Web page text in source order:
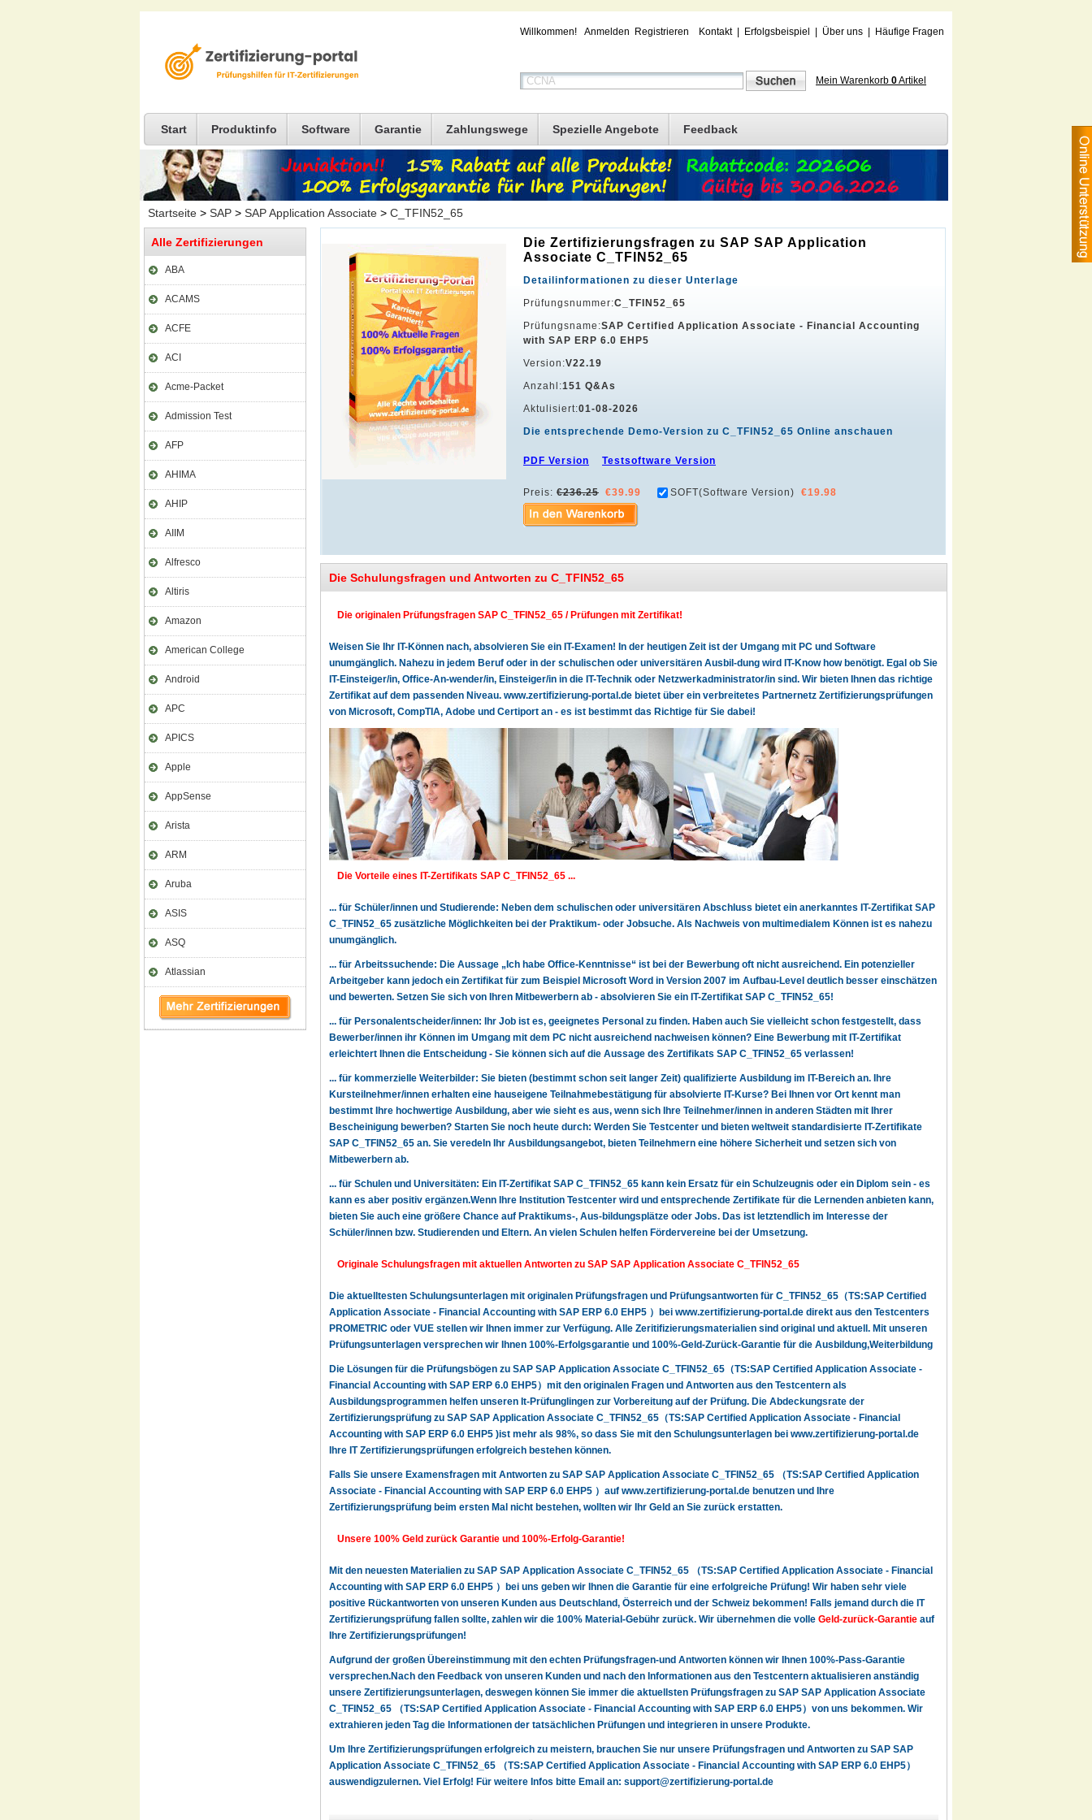
Willkommen! Anmelden Registrieren Kontakt| Erfolgsbeispiel Über uns Häufige Fragen
Mein Warenkorb 0Artikel
Start Produktinfo Software Garantie Zahlungswege Spezielle Angebote Feedback
Startseite > SAP > SAP Application Associate > C_TFIN52_65
Alle Zertifizierungen
ABA
ACAMS
ACFE
ACI
Acme-Packet
Admission Test
AFP
AHIMA
AHIP
AIIM
Alfresco
Altiris
Amazon
American College
Android
APC
APICS
Apple
AppSense
Arista
ARM
Aruba
ASIS
ASQ
Atlassian
Die Zertifizierungsfragen zu SAP SAP Application
Associate C_TFIN52_65
Detailinformationen zu dieser Unterlage
Prüfungsnummer:C_TFIN52_65
Prüfungsname:SAP Certified Application Associate - Financial Accounting
with SAP ERP 6.0 EHP5
Version:V22.19
Anzahl:151 Q&As
Aktulisiert:01-08-2026
Die entsprechende Demo-Version zu C_TFIN52_65 Online anschauen
PDF Version Testsoftware Version
Preis: €236.25 €39.99 SOFT(Software Version) €19.98
Die Schulungsfragen und Antworten zu C_TFIN52_65
Die originalen Prüfungsfragen SAP C_TFIN52_65 / Prüfungen mit Zertifikat!
Weisen Sie Ihr IT-Können nach, absolvieren Sie ein IT-Examen! In der heutigen Zeit ist der Umgang mit PC und Software
unumgänglich. Nahezu in jedem Beruf oder in der schulischen oder universitären Ausbil-dung wird IT-Know how benötigt. Egal ob Sie
IT-Einsteiger/in, Office-An-wender/in, Einsteiger/in in die IT-Technik oder Netzwerkadministrator/in sind. Wir bieten Ihnen das richtige
Zertifikat auf dem passenden Niveau. www.zertifizierung-portal.de bietet über ein verbreitetes Partnernetz Zertifizierungsprüfungen
von Microsoft, CompTIA, Adobe und Certiport an - es ist bestimmt das Richtige für Sie dabei!
Die Vorteile eines IT-Zertifikats SAP C_TFIN52_65 ...
... für Schüler/innen und Studierende: Neben dem schulischen oder universitären Abschluss bietet ein anerkanntes IT-Zertifikat SAP
C_TFIN52_65 zusätzliche Möglichkeiten bei der Praktikum- oder Jobsuche. Als Nachweis von multimedialem Können ist es nahezu
unumgänglich.
... für Arbeitssuchende: Die Aussage „Ich habe Office-Kenntnisse“ ist bei der Bewerbung oft nicht ausreichend. Ein potenzieller
Arbeitgeber kann jedoch ein Zertifikat für zum Beispiel Microsoft Word in Version 2007 im Aufbau-Level deutlich besser einschätzen
und bewerten. Setzen Sie sich von Ihren Mitbewerbern ab - absolvieren Sie ein IT-Zertifikat SAP C_TFIN52_65!
... für Personalentscheider/innen: Ihr Job ist es, geeignetes Personal zu finden. Haben auch Sie vielleicht schon festgestellt, dass
Bewerber/innen ihr Können im Umgang mit dem PC nicht ausreichend nachweisen können? Eine Bewerbung mit IT-Zertifikat
erleichtert Ihnen die Entscheidung - Sie können sich auf die Aussage des Zertifikats SAP C_TFIN52_65 verlassen!
... für kommerzielle Weiterbilder: Sie bieten (bestimmt schon seit langer Zeit) qualifizierte Ausbildung im IT-Bereich an. Ihre
Kursteilnehmer/innen erhalten eine hauseigene Teilnahmebestätigung für absolvierte IT-Kurse? Bei Ihnen vor Ort kennt man
bestimmt Ihre hochwertige Ausbildung, aber wie sieht es aus, wenn sich Ihre Teilnehmer/innen in anderen Städten mit Ihrer
Bescheinigung bewerben? Starten Sie noch heute durch: Werden Sie Testcenter und bieten weltweit standardisierte IT-Zertifikate
SAP C_TFIN52_65 an. Sie veredeln Ihr Ausbildungsangebot, bieten Teilnehmern eine höhere Sicherheit und setzen sich von
Mitbewerbern ab.
... für Schulen und Universitäten: Ein IT-Zertifikat SAP C_TFIN52_65 kann kein Ersatz für ein Schulzeugnis oder ein Diplom sein - es
kann es aber positiv ergänzen.Wenn Ihre Institution Testcenter wird und entsprechende Zertifikate für die Lernenden anbieten kann,
bieten Sie auch eine größere Chance auf Praktikums-, Aus-bildungsplätze oder Jobs. Das ist letztendlich im Interesse der
Schüler/innen bzw. Studierenden und Eltern. An vielen Schulen helfen Fördervereine bei der Umsetzung.
Originale Schulungsfragen mit aktuellen Antworten zu SAP SAP Application Associate C_TFIN52_65
Die aktuelltesten Schulungsunterlagen mit originalen Prüfungsfragen und Prüfungsantworten für C_TFIN52_65（TS:SAP Certified
Application Associate - Financial Accounting with SAP ERP 6.0 EHP5 ）bei www.zertifizierung-portal.de direkt aus den Testcenters
PROMETRIC oder VUE stellen wir Ihnen immer zur Verfügung. Alle Zeritifizierungsmaterialien sind original und aktuell. Mit unseren
Prüfungsunterlagen versprechen wir Ihnen 100%-Erfolgsgarantie und 100%-Geld-Zurück-Garantie für die Ausbildung,Weiterbildung
Die Lösungen für die Prüfungsbögen zu SAP SAP Application Associate C_TFIN52_65（TS:SAP Certified Application Associate -
Financial Accounting with SAP ERP 6.0 EHP5）mit den originalen Fragen und Antworten aus den Testcentern als
Ausbildungsprogrammen helfen unseren It-Prüfunglingen zur Vorbereitung auf der Prüfung. Die Abdeckungsrate der
Zertifizierungsprüfung zu SAP SAP Application Associate C_TFIN52_65（TS:SAP Certified Application Associate - Financial
Accounting with SAP ERP 6.0 EHP5 )ist mehr als 98%, so dass Sie mit den Schulungsunterlagen bei www.zertifizierung-portal.de
Ihre IT Zertifizierungsprüfungen erfolgreich bestehen können.
Falls Sie unsere Examensfragen mit Antworten zu SAP SAP Application Associate C_TFIN52_65 （TS:SAP Certified Application
Associate - Financial Accounting with SAP ERP 6.0 EHP5 ）auf www.zertifizierung-portal.de benutzen und Ihre
Zertifizierungsprüfung beim ersten Mal nicht bestehen, wollten wir Ihr Geld an Sie zurück erstatten.
Unsere 100% Geld zurück Garantie und 100%-Erfolg-Garantie!
Mit den neuesten Materialien zu SAP SAP Application Associate C_TFIN52_65 （TS:SAP Certified Application Associate - Financial
Accounting with SAP ERP 6.0 EHP5 ）bei uns geben wir Ihnen die Garantie für eine erfolgreiche Prüfung! Wir haben sehr viele
positive Rückantworten von unseren Kunden aus Deutschland, Österreich und der Schweiz bekommen! Falls jemand durch die IT
Zertifizierungsprüfung fallen sollte, zahlen wir die 100% Material-Gebühr zurück. Wir übernehmen die volle Geld-zurück-Garantie auf
Ihre Zertifizierungsprüfungen!
Aufgrund der großen Übereinstimmung mit den echten Prüfungsfragen-und Antworten können wir Ihnen 100%-Pass-Garantie
versprechen.Nach den Feedback von unseren Kunden und nach den Informationen aus den Testcentern aktualisieren anständig
unsere Zertifizierungsunterlagen, deswegen können Sie immer die aktuellsten Prüfungsfragen zu SAP SAP Application Associate
C_TFIN52_65 （TS:SAP Certified Application Associate - Financial Accounting with SAP ERP 6.0 EHP5）von uns bekommen. Wir
extrahieren jeden Tag die Informationen der tatsächlichen Prüfungen und integrieren in unsere Produkte.
Um Ihre Zertifizierungsprüfungen erfolgreich zu meistern, brauchen Sie nur unsere Prüfungsfragen und Antworten zu SAP SAP
Application Associate C_TFIN52_65 （TS:SAP Certified Application Associate - Financial Accounting with SAP ERP 6.0 EHP5）
auswendigzulernen. Viel Erfolg! Für weitere Infos bitte Email an: support@zertifizierung-portal.de